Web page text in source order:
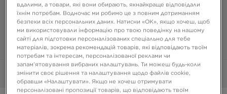
Фото 360°
вдалими, а товари, які вони обирають, якнайкраще відповідали
їхнім потребам. Водночас ми робимо це з повним дотриманням
безпеки всіх персональних даних. Натисни «OK», якщо хочеш, щоб
ми використовували інформацію про твою поведінку на нашому
сайті для підготовки персоналізованих спеціально для тебе
матеріалів, зокрема рекомендацій товарів, які відповідають твоїм
потребам та інтересам, персоналізованої реклами чи
запам’ятовування вибраних налаштувань. Ти можеш будь-коли
змінити своє рішення та налаштування щодо файлів cookie,
обравши «Налаштувати». Якщо не хочеш отримувати
персоналізовані пропозиції товарів, що відповідають твоїм